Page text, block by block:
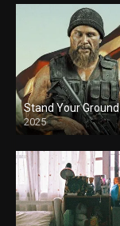
Stand Your Ground
2025